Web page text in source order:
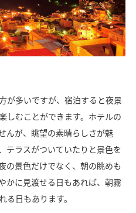
が多いですが、宿泊すると夜景
しむことができます。ホテルの
んが、眺望の素晴らしさが魅
テラスがついていたりと景色を
の景色だけでなく、朝の眺めも
かに見渡せる日もあれば、朝霧
る日もあります。